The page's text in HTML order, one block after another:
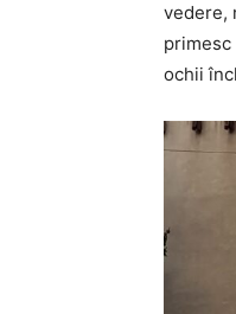
vedere,
primesc
ochii